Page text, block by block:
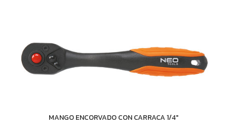
MANGO ENCORVADO CON CARRACA 1/4"